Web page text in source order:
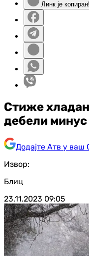
Линк је копиран!
Стиже
дебели минус
Додајте Атв у ваш
Извор:
Блиц
23.11.2023 09:05